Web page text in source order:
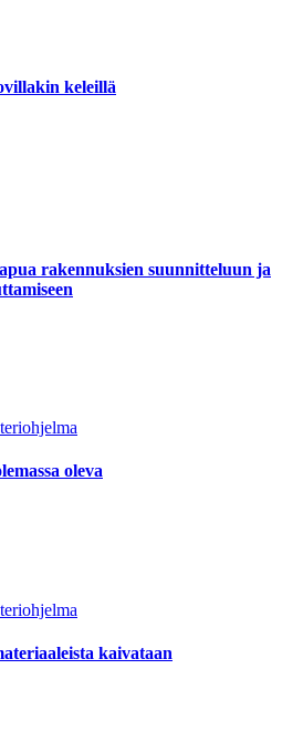
keleillä
rakennuksien suunnitteluun ja
oleva
kaivataan